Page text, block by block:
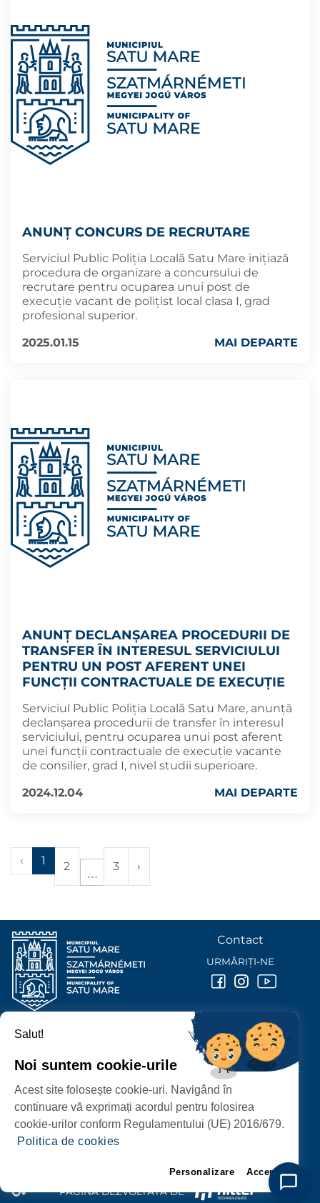
ANUNȚ CONCURS DE RECRUTARE
Serviciul Public Poliția Locală Satu Mare inițiază
procedura de organizare a concursului de
recrutare pentru ocuparea unui post de
execuție vacant de polițist local clasa I, grad
profesional superior.
2025.01.15
MAI DEPARTE
ANUNȚ DECLANȘAREA PROCEDURII DE
TRANSFER ÎN INTERESUL SERVICIULUI
PENTRU UN POST AFERENT UNEI
FUNCŢII CONTRACTUALE DE EXECUŢIE
Serviciul Public Poliția Locală Satu Mare, anunță
declanșarea procedurii de transfer în interesul
serviciului, pentru ocuparea unui post aferent
unei funcţii contractuale de execuţie vacante
de consilier, grad I, nivel studii superioare.
2024.12.04
MAI DEPARTE
‹ 1 2 3 ›
PROTECȚIA DATELOR PERSONALE
PAGINĂ DEZVOLTATĂ DE
PRIMĂRIA MUNICIPIULUI
P-ȚA 25 OCTOMBRIE, NR. 1 CORP M, 440026 SATU MARE
Contact
URMĂRIȚI-NE
Salut!
Noi suntem cookie-urile
Acest site folosește cookie-uri. Navigând în
continuare vă exprimați acordul pentru folosirea
cookie-urilor conform Regulamentului (UE) 2016/679.
Politica de cookies
Personalizare Accept